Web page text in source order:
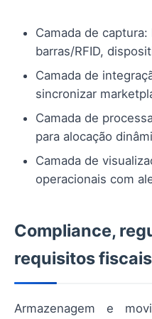
Camada de
barras/RFID,
Camada de
sincronizar
Camada de
para alocação
Camada de
operacionais com
Compliance,
requisitos fiscais
Armazenagem e